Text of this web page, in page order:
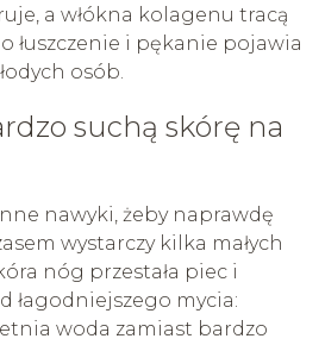
a włókna kolagenu tracą
łuszczenie i pękanie pojawia
osób.
suchą skórę na
nawyki, żeby naprawdę
wystarczy kilka małych
nóg przestała piec i
łagodniejszego mycia:
woda zamiast bardzo